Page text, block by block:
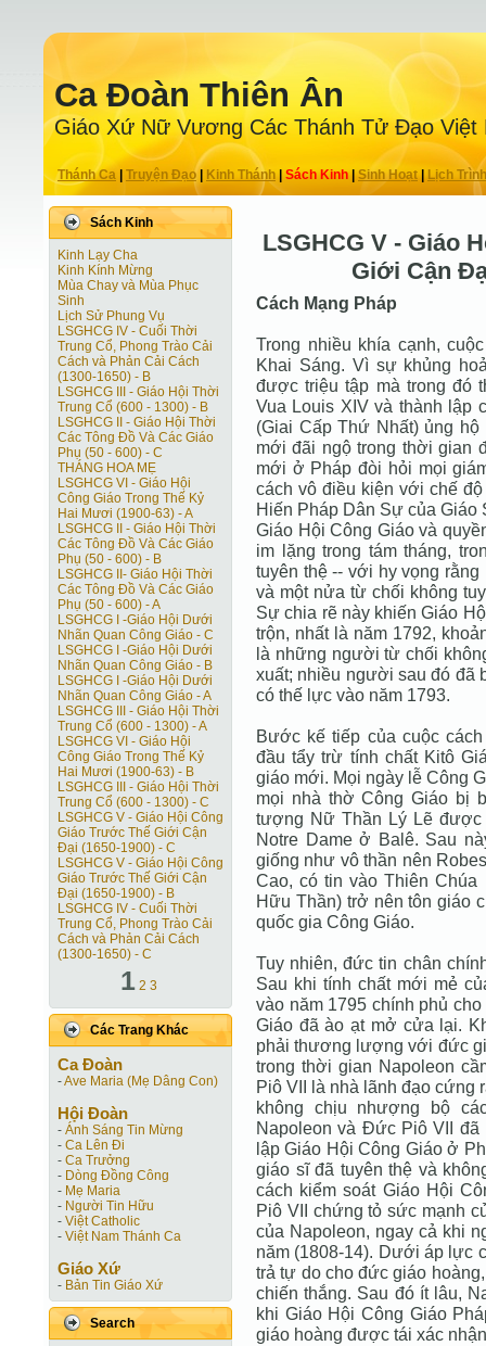
Ca Ðoàn Thiên Ân
Giáo Xứ Nữ Vương Các Thánh Tử Ðạo Việt
Thánh Ca Truyện Ðạo| Kinh Thánh Sách Kinh|Sinh Hoạt| Lịch Trình
Sách Kinh
Kinh Lạy Cha
Kinh Kính Mừng
Mùa Chay và Mùa Phục
Sinh
Lịch Sử Phung Vụ
LSGHCG IV - Cuối Thời
Trung Cổ, Phong Trào Cải
Cách và Phản Cải Cách
(1300-1650) - B
LSGHCG III - Giáo Hội Thời
Trung Cổ (600 - 1300) - B
LSGHCG II - Giáo Hội Thời
Các Tông Ðồ Và Các Giáo
Phụ (50 - 600) - C
THÁNG HOA MẸ
LSGHCG VI - Giáo Hội
Công Giáo Trong Thế Kỷ
Hai Mươi (1900-63) - A
LSGHCG II - Giáo Hội Thời
Các Tông Ðồ Và Các Giáo
Phụ (50 - 600) - B
LSGHCG II- Giáo Hội Thời
Các Tông Ðồ Và Các Giáo
Phụ (50 - 600) - A
LSGHCG I -Giáo Hội Dưới
Nhãn Quan Công Giáo - C
LSGHCG I -Giáo Hội Dưới
Nhãn Quan Công Giáo - B
LSGHCG I -Giáo Hội Dưới
Nhãn Quan Công Giáo - A
LSGHCG III - Giáo Hội Thời
Trung Cổ (600 - 1300) - A
LSGHCG VI - Giáo Hội
Công Giáo Trong Thế Kỷ
Hai Mươi (1900-63) - B
LSGHCG III - Giáo Hội Thời
Trung Cổ (600 - 1300) - C
LSGHCG V - Giáo Hội Công
Giáo Trước Thế Giới Cận
Ðại (1650-1900) - C
LSGHCG V - Giáo Hội Công
Giáo Trước Thế Giới Cận
Ðại (1650-1900) - B
LSGHCG IV - Cuối Thời
Trung Cổ, Phong Trào Cải
Cách và Phản Cải Cách
(1300-1650) - C
1 2 3
Các Trang Khác
Ca Ðoàn
-Ave Maria (Mẹ Dâng Con)
Hội Ðoàn
- Ánh Sáng Tin Mừng
- Ca Lên Đi
- Ca Trưởng
- Dòng Đồng Công
- Mẹ Maria
- Người Tin Hữu
- Việt Catholic
- Việt Nam Thánh Ca
Giáo Xứ
- Bản Tin Giáo Xứ
Search
LSGHCG V - Giáo
Giới Cận
Cách Mạng Pháp
Trong nhiều khía cạnh,
Khai Sáng. Vì sự khủng
được triệu tập mà trong đó
Vua Louis XIV và thành lập
(Giai Cấp Thứ Nhất) ủng
mới đãi ngộ trong thời gian
mới ở Pháp đòi hỏi mọi
cách vô điều kiện với chế
Hiến Pháp Dân Sự của
Giáo Hội Công Giáo và
im lặng trong tám tháng,
tuyên thệ -- với hy vọng
và một nửa từ chối không
Sự chia rẽ này khiến Giáo
trộn, nhất là năm 1792,
là những người từ chối
xuất; nhiều người sau đó đã
có thế lực vào năm 1793.
Bước kế tiếp của cuộc
đầu tẩy trừ tính chất Kitô
giáo mới. Mọi ngày lễ Công
mọi nhà thờ Công Giáo bị
tượng Nữ Thần Lý Lẽ
Notre Dame ở Balê. Sau
giống như vô thần nên
Cao, có tin vào Thiên
Hữu Thần) trở nên tôn giáo
quốc gia Công Giáo.
Tuy nhiên, đức tin chân
Sau khi tính chất mới mẻ
vào năm 1795 chính phủ
Giáo đã ào ạt mở cửa lại.
phải thương lượng với đức
trong thời gian Napoleon
Piô VII là nhà lãnh đạo cứng
không chịu nhượng bộ
Napoleon và Ðức Piô VII
lập Giáo Hội Công Giáo ở
giáo sĩ đã tuyên thệ và
cách kiểm soát Giáo Hội
Piô VII chứng tỏ sức mạnh
của Napoleon, ngay cả khi
năm (1808-14). Dưới áp lực
trả tự do cho đức giáo
chiến thắng. Sau đó ít lâu,
khi Giáo Hội Công Giáo
giáo hoàng được tái xác